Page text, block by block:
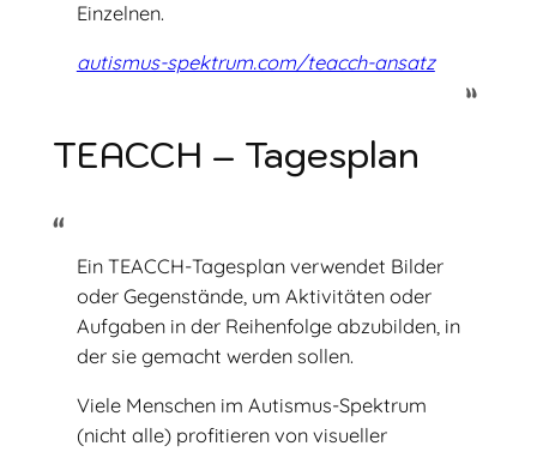
Einzelnen.
autismus-spektrum.com/teacch-ansatz
TEACCH – Tagesplan
Ein TEACCH-Tagesplan verwendet Bilder
oder Gegenstände, um Aktivitäten oder
Aufgaben in der Reihenfolge abzubilden, in
der sie gemacht werden sollen.
Viele Menschen im Autismus-Spektrum
(nicht alle) profitieren von visueller